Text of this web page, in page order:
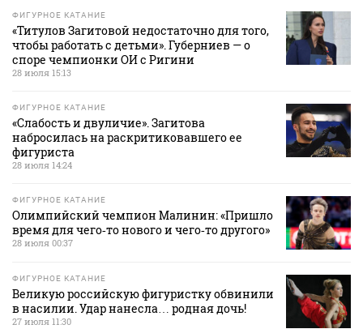
ФИГУРНОЕ КАТАНИЕ
«Титулов Загитовой недостаточно для того,
чтобы работать с детьми». Губерниев — о
споре чемпионки ОИ с Ригини
28 июля 15:13
ФИГУРНОЕ КАТАНИЕ
«Слабость и двуличие». Загитова
набросилась на раскритиковавшего ее
фигуриста
28 июля 14:24
ФИГУРНОЕ КАТАНИЕ
Олимпийский чемпион Малинин: «Пришло
время для чего‑то нового и чего‑то другого»
28 июля 00:37
ФИГУРНОЕ КАТАНИЕ
Великую российскую фигуристку обвинили
в насилии. Удар нанесла… родная дочь!
27 июля 11:30